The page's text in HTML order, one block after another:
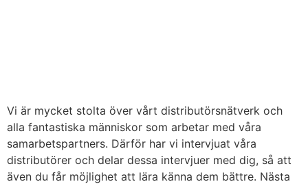
Vi är mycket stolta över vårt distributörsnätverk och
alla fantastiska människor som arbetar med våra
samarbetspartners. Därför har vi intervjuat våra
distributörer och delar dessa intervjuer med dig, så att
även du får möjlighet att lära känna dem bättre. Nästa